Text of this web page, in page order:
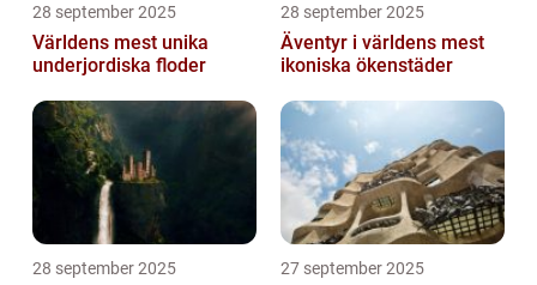
28 september 2025
Världens mest unika
underjordiska floder
28 september 2025
Äventyr i världens mest
ikoniska ökenstäder
28 september 2025 27 september 2025